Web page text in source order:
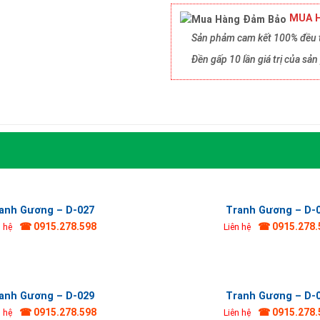
MUA
Sản phảm cam kết 100%
Đền gấp 10 lần giá trị của
Gương – D-027
hệ ☎ 0915.278.598
Tranh Gương – D-
Liên hệ ☎
Gương – D-029
hệ ☎ 0915.278.598
Tranh Gương – D-
Liên hệ ☎